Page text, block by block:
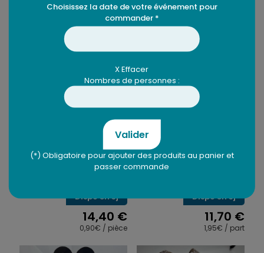
Produits similaires
Plateau de
mignardises – 16
Dispo en 3j
14,40 €
0,90€ / pièce
Saint-Honoré – 6
parts
Dispo en 3j
11,70 €
1,95€ / part
Choisissez la date de votre événement pour
commander *
X Effacer
Nombres de personnes :
Valider
(*) Obligatoire pour ajouter des produits au panier et
passer commande